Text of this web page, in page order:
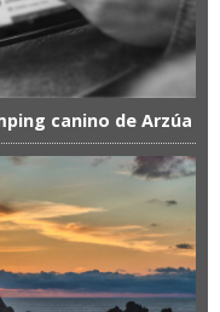
canino de Arzúa